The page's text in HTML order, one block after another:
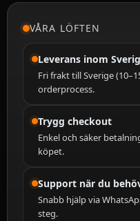
VÅRA LÖFTEN
Leverans inom
Fri frakt till Sverige
orderprocess.
Trygg checkout
Enkel och säker
köpet.
Support när du
Snabb hjälp via
steg.